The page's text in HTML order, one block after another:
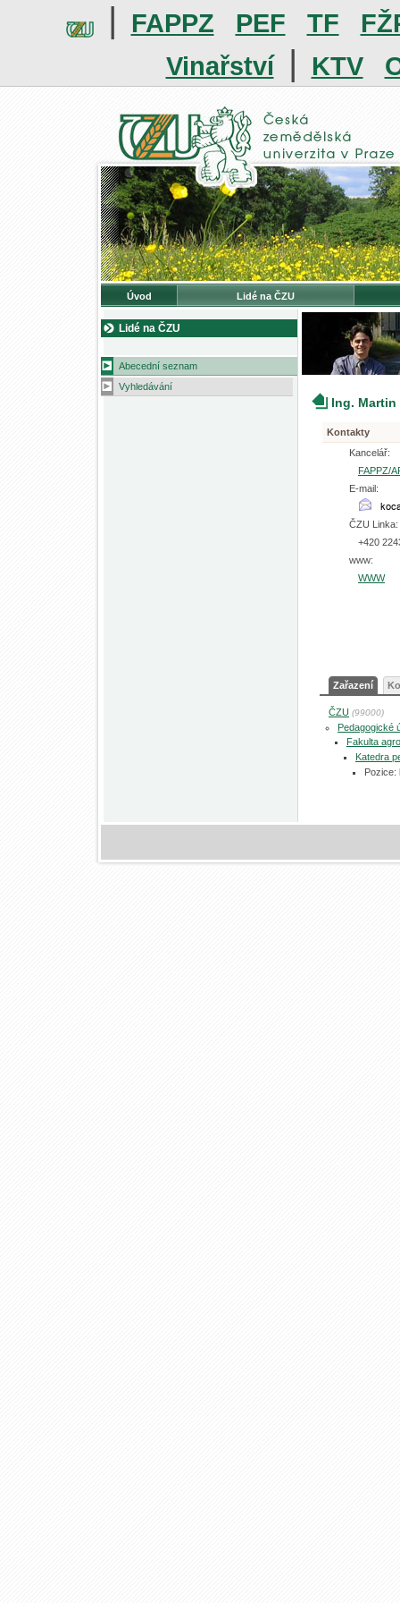
| FAPPZ PEF TF
Vinařství | KTV
Úvod Lidé na ČZU
Lidé na ČZU
Abecední seznam
Vyhledávání
Ing.
Kontakty
Kancelář:
FAPPZ/
E-mail:
ČZU Linka:
+420
www:
WWW
Zařazení
ČZU (99000)
Pedagogické
Fakulta
Katedra
Pozice: